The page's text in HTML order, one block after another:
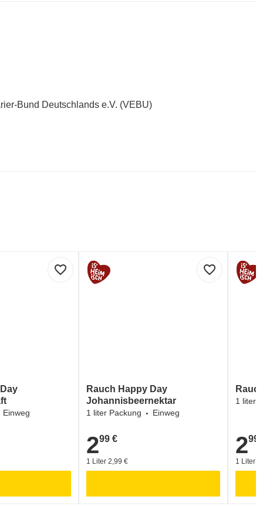
Bund Deutschlands e.V. (VEBU)
favorite_border
Einweg
favorite_border
Rauch Happy Day
Johannisbeernektar
1 liter Packung Einweg
2,99 €
299 €
1 Liter 2,99 €
1 liter
2,99 €
299
1 Liter